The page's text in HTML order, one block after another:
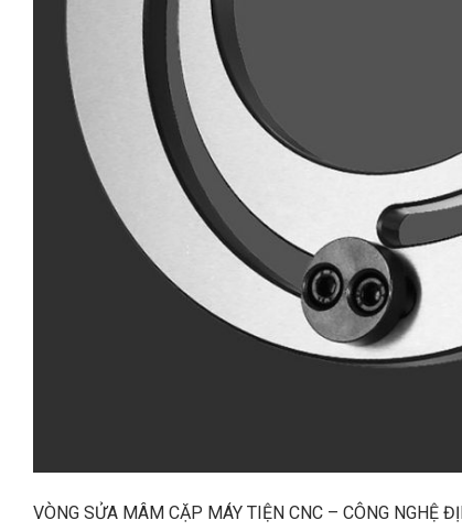
VÒNG SỬA MÂM CẶP MÁY TIỆN CNC – CÔNG NGHỆ